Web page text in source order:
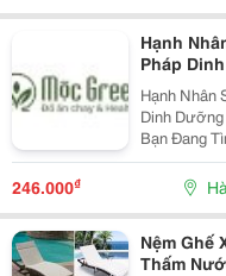
Hạnh
Pháp
Hiện Đại
Hạnh Nhân
Dinh Dưỡng
Bạn Đang
Dưỡng Vừa
Ngày Mới
Thì Hạnh
246.000₫
Nệm Ghế
Thấm